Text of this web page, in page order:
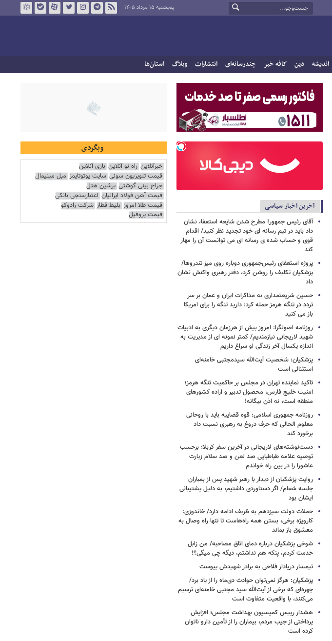
پنجشنبه ۱۵ مرداد ۱۴۰۵
اندیشه دین کافه خبر چندرسانه‌ای انتشارات وبلاگ استان‌ها
آخرین اخبار سیاسی
آقای رئیس جمهور! مطرح شدن شایعه استعفا، نشان
داد باید در تیم رسانه ای خود تجدید نظر کنید/ اقدام
قوی و حساب شده ی رسانه ای می توانست آن را مهار
کند
پروژه استعفای رئیس‌جمهوری دوباره روی میز تندروها/
پزشکیان تکلیف را روشن کرد، دفتر رهبری واکنش نشان
داد
حسین شریعتمداری به مذاکرات ایران و عمان بر سر
تردد در تنگه هرمز حمله کرد: دارید تنگه را برای امریکا
باز می کنید
روزنامه اصولگرا: امروز بیش از هرزمان دیگری به ادبیات
شهید لاریجانی نیازمندیم/ کمتر نمونه ای از مدیریت به
اندازه یکسال آخر زندگی او سراغ داریم
پزشکیان: شخصیت آیت‌الله سیدمجتبی خامنه‌ای
استثنائی است
تاکید نماینده تهران در مجلس بر حاکمیت تنگه هرمز؛
امنیت خلیج فارس، محصول تدبیر و اراده کشورهای
منطقه است، نه اذن بیگانه!
روزنامه جمهوری اسلامی: قوه قضاییه باید با روحانی
معلوم الحالی که حرف دروغ به رهبری نسبت داد
برخورد کند
دست‌نوشته‌های لاریجانی در آخرین سفر کربلا؛ برحسب
توصیه علامه طباطبایی صد لعن و صد سلام زیارت
عاشورا را در بین راه خواندم
روایت پزشکیان از دیدار با رهبر شهید پس از بمباران
جلسه شعام/ اگر دستاوردی داشتیم، به دلیل پشتیبانی
ایشان بود
حملات دولت سیزدهم به ظریف ادامه دارد/ خاندوزی:
کارویژه برخی، بستن همه راه‌هاست تا تنها راه وصال به
معشوق باز بماند
شوخی پزشکیان درباره دمای اتاق مصاحبه/ من زابل
خدمت کردم، پنکه هم نداشتم، دیگه چی میگی؟!
تیمسار دریادار فلاحی به برادر شهیدش پیوست
پزشکیان: هرگز نمی‌توان حوادث دی‌ماه را از یاد برد/
چهره‌ای که برخی از آیت‌الله سید مجتبی خامنه‌ای ترسیم
می‌کنند، با واقعیت متفاوت است
هشدار رییس کمیسیون بهداشت مجلس؛ افزایش
پرداختی از جیب مردم، بیماران را از تأمین دارو ناتوان
کرده است
وبگردی
خبرآنلاین راه نو آنلاین بازی آنلاین
قیمت تلویزیون سونی سایت یوتوتایمز مبل مینیمال
جراح بینی گوشتی پرشین هتل
قیمت آهن فولاد ایرانیان اعتبارسنجی بانکی
قیمت طلا امروز بلیط قطار شرکت رادوکو
قیمت پروفیل